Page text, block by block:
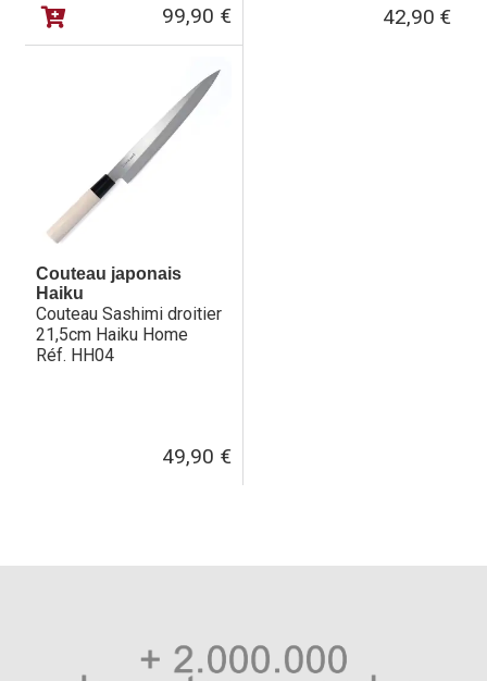
99,90 € 42,90 €
Couteau japonais
Haiku
Couteau Sashimi droitier
21,5cm Haiku Home
Réf. HH04
49,90 €